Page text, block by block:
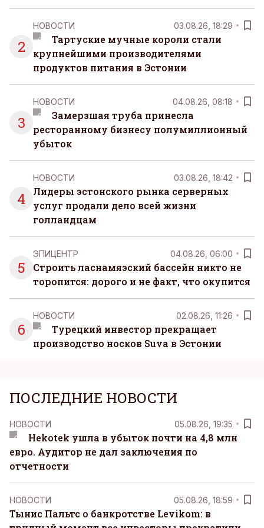
2
НОВОСТИ 03.08.26, 18:29
Тартуские мучные короли стали
крупнейшими производителями
продуктов питания в Эстонии
3
НОВОСТИ 04.08.26, 08:18
Замерзшая труба принесла
ресторанному бизнесу полумиллионный
убыток
4
НОВОСТИ 03.08.26, 18:42
Лидеры эстонского рынка серверных
услуг продали дело всей жизни
голландцам
5
ЭПИЦЕНТР 04.08.26, 06:00
Строить ласнамяэский бассейн никто не
торопится: дорого и не факт, что окупится
6
НОВОСТИ 02.08.26, 11:26
Турецкий инвестор прекращает
производство носков Suva в Эстонии
ПОСЛЕДНИЕ НОВОСТИ
НОВОСТИ 05.08.26, 19:35
Hekotek ушла в убыток почти на 4,8 млн
евро. Аудитор не дал заключения по
отчетности
НОВОСТИ 05.08.26, 18:59
Тынис Пальтс о банкротстве Levikom: в